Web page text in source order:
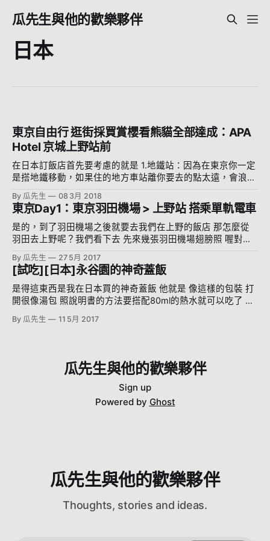
瓜先生與他的歡樂夥伴
日本
東京自由行 逛街採買賞櫻看熊貓全部達成：APA
Hotel 京城上野站前
在日本訂飯店首先要考慮的就是 1.地鐵站：因為在東京你一定
是搭地鐵移動，如果住的地方車站離你要去的點太遠，會浪費
很多車程時間 2.地鐵站離你的飯店距離：我覺得這超重要，因
為你一定會買很多東西(?)，所以把他扛回家的路程當然越短越
好 3.周邊方不方便：習慣台灣方便的我們，當然附近一定要有
便利商店!!!!不過在日本完全不用擔心沒便利商店，因為有很多
販賣機XD 好啦，其實本來要訂的飯店是 APA 上野站，以為離
純 但是看了地圖發現 ....... 京成上野站比較近啊！！！而且就
在公園旁邊啊！！！ 而且還有無敵窗景啊！！！ 當然是要訂
京成上野站啦，價錢也不會差很多，但是景觀加倍 而且如果
你是從成田機場搭機場線來的，剛好會到京成上野站一出口就
了，很近 還有！他周 圍 超 好 逛，而且離上野公園跟上野動
By 瓜先生 08 3月 2018
東京Day1：東京羽田機場 > 上野站 搭乘單軌電車
是的，到了羽田機場之後就要去我們在上野的飯店 那怎麼從
羽田去上野呢？我們看下去 先來幾張羽田機場翅膀照 喔對
了，羽田機場還有很有特色的小店街 好的，一出機場你可以
跟隨著指標來到東京單軌電車 怎麼認呢？認這個長得很像知
名公仔的圖案 >> Monorail 先從入境大廳出來～ 搭個電梯之
後 就可以看到這些藍藍的機台 看不懂日文沒關係，一直跟著
這個標誌走你就可以看到這些機台 這時候你就會問啦，到底
法，買西瓜卡就對了！ 但是西瓜卡要怎麼買？ 某瓜不會日
們要離開的時候發現，有中國人去問服務人員 中：請問這怎
一樣 可以刷便利商店，所有的電車系統，
By 瓜先生 27 5月 2017
[試吃][日本]永谷園的神奇蓋飯
是得這東西是我在日本買的神奇蓋飯 他就是 像這樣的包裝 打
開很像湯包 照說明書的方法要搭配80ml的熱水就可以吃了 沖
沖沖... 泡開之後長這樣 超神奇! 然後倒到飯上就可以吃了 當啷
~蓋飯出現 日本的食品工業真的是很神奇的存在 其實我還有買
看到我一定會買 我們下回見！
By 瓜先生 11 5月 2017
瓜先生與他的歡樂夥伴
Sign up
Powered by Ghost
瓜先生與他的歡樂夥伴
Thoughts, stories and ideas.